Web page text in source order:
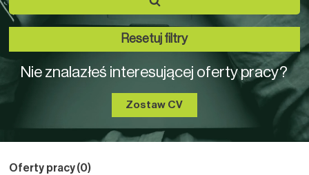
Resetuj filtry
Nie znalazłeś interesującej oferty pracy?
Zostaw CV
Oferty pracy(0)